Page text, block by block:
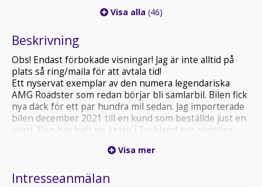
Visa alla (46)
Beskrivning
Obs! Endast förbokade visningar! Jag är inte alltid på
plats så ring/maila för att avtala tid!
Ett nyservat exemplar av den numera legendariska
AMG Roadster som redan börjar bli samlarbil. Bilen fick
nya däck för ett par hundra mil sedan. Jag importerade
bilen december 2021 till en kund som beställde just en
svart. Den har haft en ägare i Tyskland och samtliga
och är i ett makalöst skick. Endast en liten obetydlig
Ljudet från ljuddämparna är helt unikt och förstärker
Visa mer
Intresseanmälan